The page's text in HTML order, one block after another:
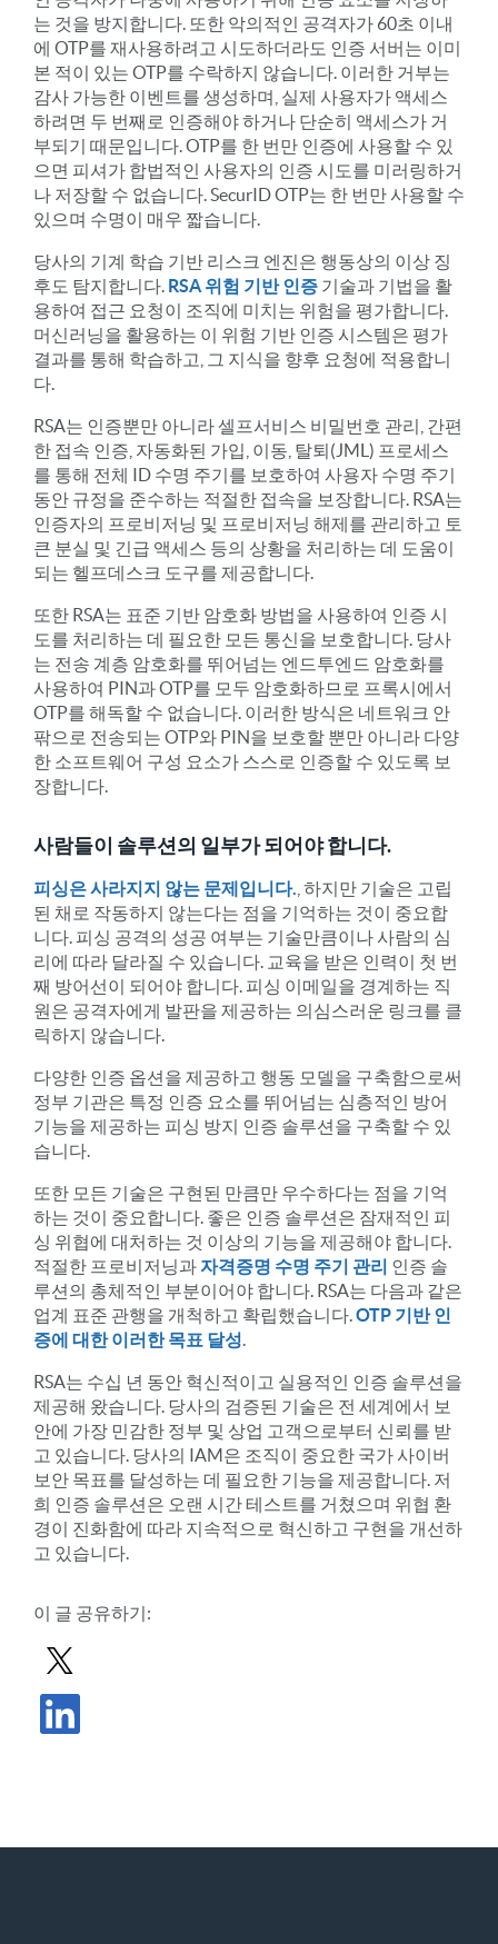
는 것을 방지합니다. 또한 악의적인 공격자가 60초 이내
에 OTP를 재사용하려고 시도하더라도 인증 서버는 이미
본 적이 있는 OTP를 수락하지 않습니다. 이러한 거부는
감사 가능한 이벤트를 생성하며, 실제 사용자가 액세스
하려면 두 번째로 인증해야 하거나 단순히 액세스가 거
부되기 때문입니다. OTP를 한 번만 인증에 사용할 수 있
으면 피셔가 합법적인 사용자의 인증 시도를 미러링하거
나 저장할 수 없습니다. SecurID OTP는 한 번만 사용할 수
있으며 수명이 매우 짧습니다.
당사의 기계 학습 기반 리스크 엔진은 행동상의 이상 징
후도 탐지합니다. RSA 위험 기반 인증 기술과 기법을 활
용하여 접근 요청이 조직에 미치는 위험을 평가합니다.
머신러닝을 활용하는 이 위험 기반 인증 시스템은 평가
결과를 통해 학습하고, 그 지식을 향후 요청에 적용합니
다.
RSA는 인증뿐만 아니라 셀프서비스 비밀번호 관리, 간편
한 접속 인증, 자동화된 가입, 이동, 탈퇴(JML) 프로세스
를 통해 전체 ID 수명 주기를 보호하여 사용자 수명 주기
동안 규정을 준수하는 적절한 접속을 보장합니다. RSA는
인증자의 프로비저닝 및 프로비저닝 해제를 관리하고 토
큰 분실 및 긴급 액세스 등의 상황을 처리하는 데 도움이
되는 헬프데스크 도구를 제공합니다.
또한 RSA는 표준 기반 암호화 방법을 사용하여 인증 시
도를 처리하는 데 필요한 모든 통신을 보호합니다. 당사
는 전송 계층 암호화를 뛰어넘는 엔드투엔드 암호화를
사용하여 PIN과 OTP를 모두 암호화하므로 프록시에서
OTP를 해독할 수 없습니다. 이러한 방식은 네트워크 안
팎으로 전송되는 OTP와 PIN을 보호할 뿐만 아니라 다양
한 소프트웨어 구성 요소가 스스로 인증할 수 있도록 보
장합니다.
사람들이 솔루션의 일부가 되어야 합니다.
피싱은 사라지지 않는 문제입니다. , 하지만 기술은 고립
된 채로 작동하지 않는다는 점을 기억하는 것이 중요합
니다. 피싱 공격의 성공 여부는 기술만큼이나 사람의 심
리에 따라 달라질 수 있습니다. 교육을 받은 인력이 첫 번
째 방어선이 되어야 합니다. 피싱 이메일을 경계하는 직
원은 공격자에게 발판을 제공하는 의심스러운 링크를 클
릭하지 않습니다.
다양한 인증 옵션을 제공하고 행동 모델을 구축함으로써
정부 기관은 특정 인증 요소를 뛰어넘는 심층적인 방어
기능을 제공하는 피싱 방지 인증 솔루션을 구축할 수 있
습니다.
또한 모든 기술은 구현된 만큼만 우수하다는 점을 기억
하는 것이 중요합니다. 좋은 인증 솔루션은 잠재적인 피
싱 위협에 대처하는 것 이상의 기능을 제공해야 합니다.
적절한 프로비저닝과 자격증명 수명 주기 관리 인증 솔
루션의 총체적인 부분이어야 합니다. RSA는 다음과 같은
업계 표준 관행을 개척하고 확립했습니다. OTP 기반 인
증에 대한 이러한 목표 달성
RSA는 수십 년 동안 혁신적이고 실용적인 인증 솔루션을
제공해 왔습니다. 당사의 검증된 기술은 전 세계에서 보
안에 가장 민감한 정부 및 상업 고객으로부터 신뢰를 받
고 있습니다. 당사의 IAM은 조직이 중요한 국가 사이버
보안 목표를 달성하는 데 필요한 기능을 제공합니다. 저
희 인증 솔루션은 오랜 시간 테스트를 거쳤으며 위협 환
경이 진화함에 따라 지속적으로 혁신하고 구현을 개선하
고 있습니다.
이 글 공유하기:
X로 게시물 공유하기